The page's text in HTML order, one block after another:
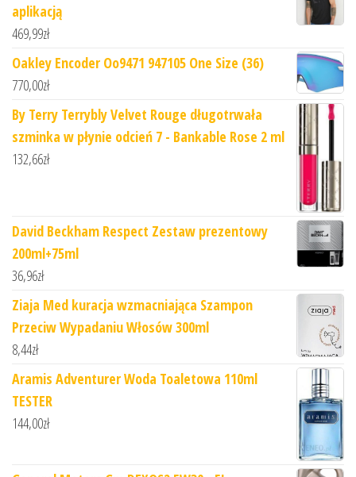
aplikacją
469,99zł
Oakley Encoder Oo9471 947105 One Size (36)
770,00zł
By Terry Terrybly Velvet Rouge długotrwała
szminka w płynie odcień 7 - Bankable Rose 2 ml
132,66zł
David Beckham Respect Zestaw prezentowy
200ml+75ml
36,96zł
Ziaja Med kuracja wzmacniająca Szampon
Przeciw Wypadaniu Włosów 300ml
8,44zł
Aramis Adventurer Woda Toaletowa 110ml
TESTER
144,00zł